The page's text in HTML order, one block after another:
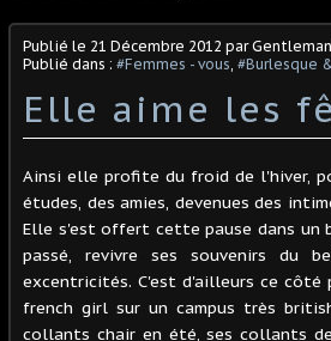
Publié le 21 Décembre 2012 par Gentleman
Publié dans : #Femmes - vous #Burlesque
Elle aime les
Ainsi elle profite du froid de l'hiver,
études, des amies, devenues des
Elle s'est offert cette pause dans un
passé, revivre ses souvenirs du
excentricités. C'est d'ailleurs ce
french girl sur un campus très
collants chair en été, ses collants